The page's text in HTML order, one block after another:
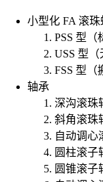
小型化 FA 滚珠
PSS 型（
USS 型（
FSS 型（
轴承
深沟滚珠
斜角滚珠
自动调心
圆柱滚子
圆锥滚子